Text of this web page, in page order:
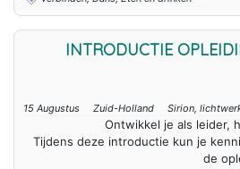
INTRODUCTIE
15 Augustus Zuid-Holland Sirion,
Ontwikkel je als leider,
Tijdens deze introductie kun je
de